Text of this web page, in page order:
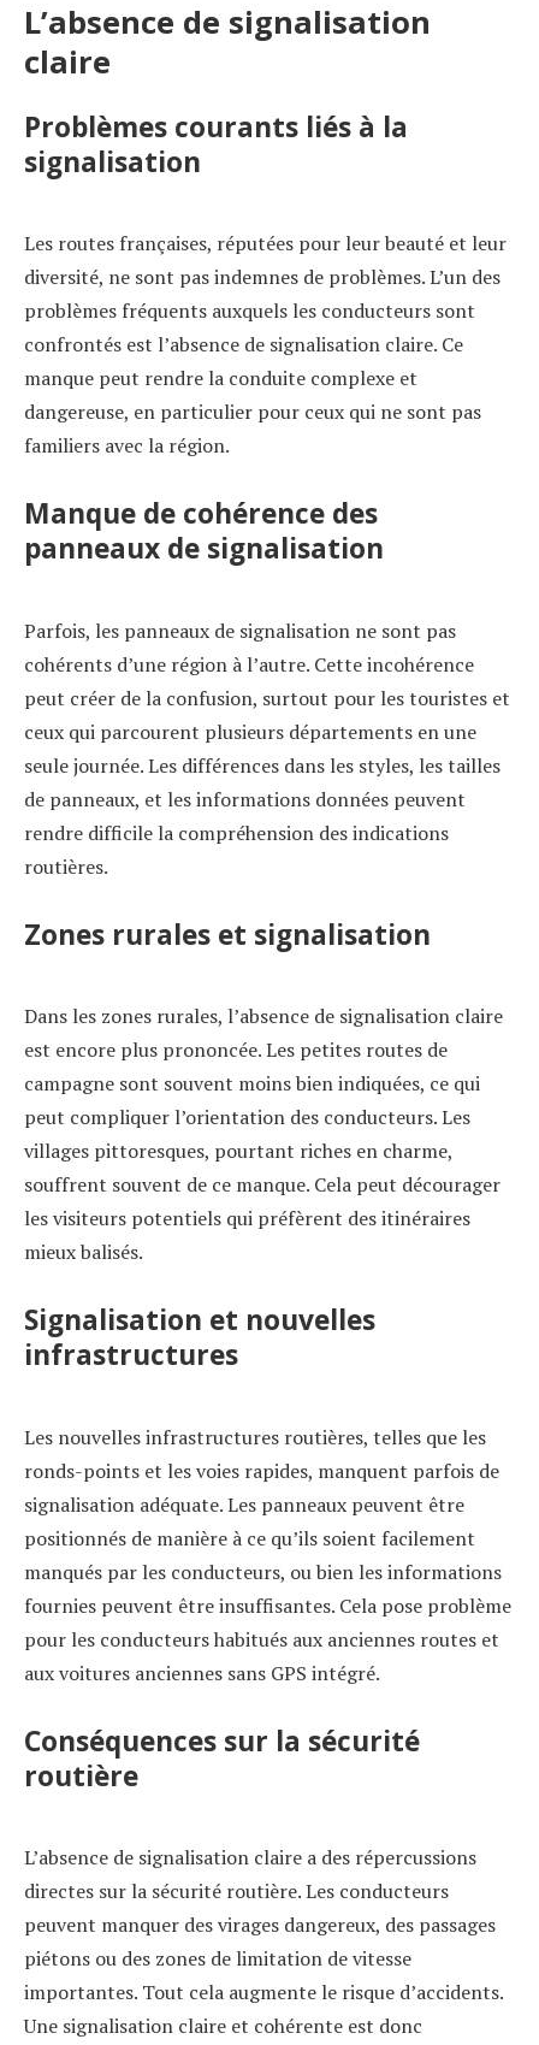
L’absence de signalisation
claire
Problèmes courants liés à la
signalisation
Les routes françaises, réputées pour leur beauté et leur
diversité, ne sont pas indemnes de problèmes. L’un des
problèmes fréquents auxquels les conducteurs sont
confrontés est l’absence de signalisation claire. Ce
manque peut rendre la conduite complexe et
dangereuse, en particulier pour ceux qui ne sont pas
familiers avec la région.
Manque de cohérence des
panneaux de signalisation
Parfois, les panneaux de signalisation ne sont pas
cohérents d’une région à l’autre. Cette incohérence
peut créer de la confusion, surtout pour les touristes et
ceux qui parcourent plusieurs départements en une
seule journée. Les différences dans les styles, les tailles
de panneaux, et les informations données peuvent
rendre difficile la compréhension des indications
routières.
Zones rurales et signalisation
Dans les zones rurales, l’absence de signalisation claire
est encore plus prononcée. Les petites routes de
campagne sont souvent moins bien indiquées, ce qui
peut compliquer l’orientation des conducteurs. Les
villages pittoresques, pourtant riches en charme,
souffrent souvent de ce manque. Cela peut décourager
les visiteurs potentiels qui préfèrent des itinéraires
mieux balisés.
Signalisation et nouvelles
infrastructures
Les nouvelles infrastructures routières, telles que les
ronds-points et les voies rapides, manquent parfois de
signalisation adéquate. Les panneaux peuvent être
positionnés de manière à ce qu’ils soient facilement
manqués par les conducteurs, ou bien les informations
fournies peuvent être insuffisantes. Cela pose problème
pour les conducteurs habitués aux anciennes routes et
aux voitures anciennes sans GPS intégré.
Conséquences sur la sécurité
routière
L’absence de signalisation claire a des répercussions
directes sur la sécurité routière. Les conducteurs
peuvent manquer des virages dangereux, des passages
piétons ou des zones de limitation de vitesse
importantes. Tout cela augmente le risque d’accidents.
Une signalisation claire et cohérente est donc